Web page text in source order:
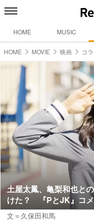
HOME MUSIC
HOME MOVIE 映画 コ
土屋太鳳、亀梨和也と
けた？ 『PとJK』コメ
文＝久保田和馬